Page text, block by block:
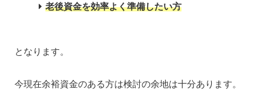
老後資金を効率よく準備したい方
となります。
今現在余裕資金のある方は検討の余地は十分あります。